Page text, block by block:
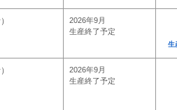
2026年9月
生産終了予定
生
2026年9月
生産終了予定